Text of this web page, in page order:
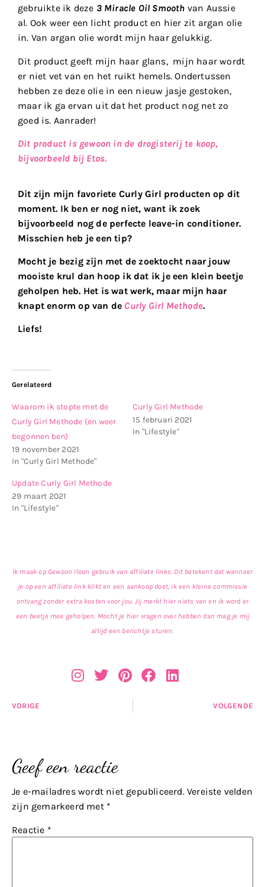
gebruikte ik deze 3 Miracle Oil Smooth van Aussie
al. Ook weer een licht product en hier zit argan olie
in. Van argan olie wordt mijn haar gelukkig.
Dit product geeft mijn haar glans, mijn haar wordt
er niet vet van en het ruikt hemels. Ondertussen
hebben ze deze olie in een nieuw jasje gestoken,
maar ik ga ervan uit dat het product nog net zo
goed is. Aanrader!
Dit product is gewoon in de drogisterij te koop,
bijvoorbeeld bij Etos.
Dit zijn mijn favoriete Curly Girl producten op dit
moment. Ik ben er nog niet, want ik zoek
bijvoorbeeld nog de perfecte leave-in conditioner.
Misschien heb je een tip?
Mocht je bezig zijn met de zoektocht naar jouw
mooiste krul dan hoop ik dat ik je een klein beetje
geholpen heb. Het is wat werk, maar mijn haar
knapt enorm op van de Curly Girl Methode.
Liefs!
Gerelateerd
Waarom ik stopte met de
Curly Girl Methode (en weer
begonnen ben)
19 november 2021
In "Curly Girl Methode"
Curly Girl Methode
15 februari 2021
In "Lifestyle"
Update Curly Girl Methode
29 maart 2021
In "Lifestyle"
Ik maak op Gewoon Iloon gebruik van affiliate links. Dit betekent dat wanneer
je op een affiliate link klikt en een aankoop doet, ik een kleine commissie
ontvang zonder extra kosten voor jou. Jij merkt hier niets van en ik word er
een beetje mee geholpen. Mocht je hier vragen over hebben dan mag je mij
altijd een berichtje sturen.
VORIGE VOLGENDE
Geef een reactie
Je e-mailadres wordt niet gepubliceerd. Vereiste velden
zijn gemarkeerd met *
Reactie *